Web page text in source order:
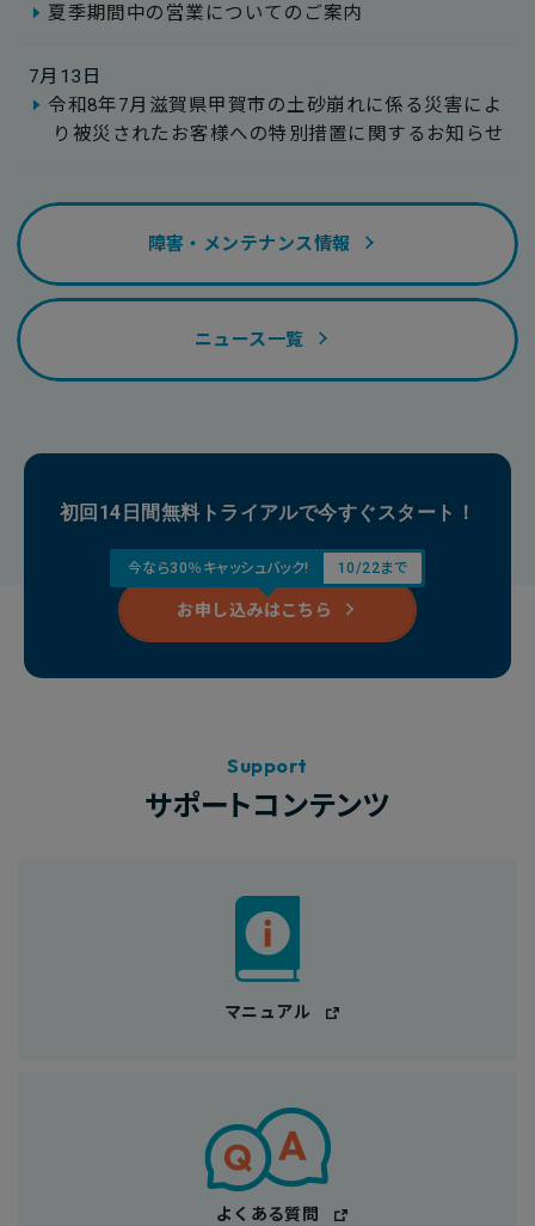
夏季期間中の営業についてのご案内
7月13日
令和8年7月滋賀県甲賀市の土砂崩れに係る災害によ
り被災されたお客様への特別措置に関するお知らせ
障害・メンテナンス情報
ニュース一覧
初回14日間無料トライアルで今すぐスタート！
今なら30％キャッシュバック! 10/22まで
お申し込みはこちら
Support
サポートコンテンツ
マニュアル
よくある質問